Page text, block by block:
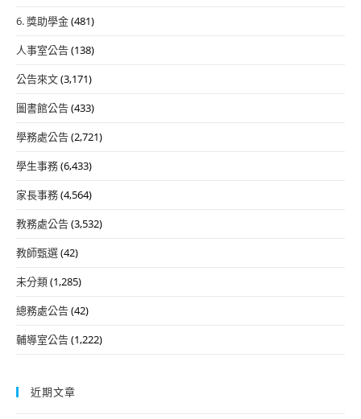
6. 獎助學金(481)
人事室公告(138)
公告來文(3,171)
圖書館公告(433)
學務處公告(2,721)
學生事務(6,433)
家長事務(4,564)
教務處公告(3,532)
教師甄選(42)
未分類(1,285)
總務處公告(42)
輔導室公告(1,222)
近期文章